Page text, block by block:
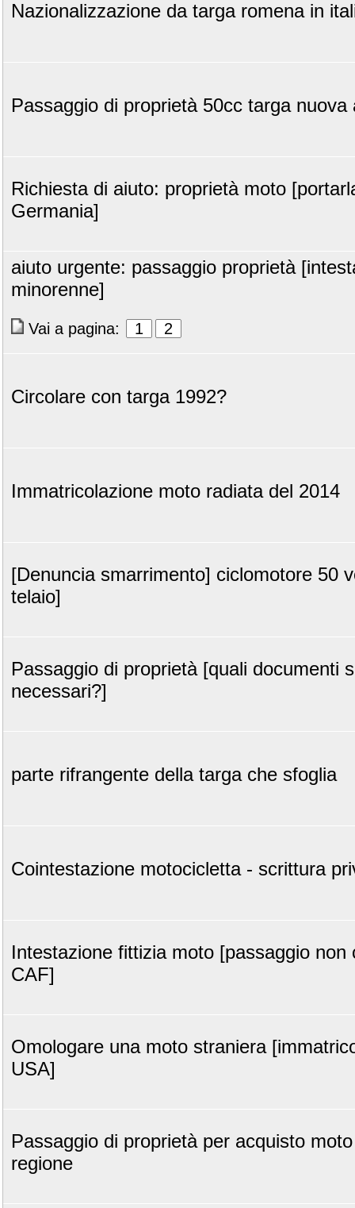
Nazionalizzazione da targa romena in
Passaggio di proprietà 50cc targa nuova
Richiesta di aiuto: proprietà moto
Germania]
aiuto urgente: passaggio proprietà
minorenne]
Vai a pagina: 1 2
Circolare con targa 1992?
Immatricolazione moto radiata del 2014
[Denuncia smarrimento] ciclomotore 50
telaio]
Passaggio di proprietà [quali documenti
necessari?]
parte rifrangente della targa che sfoglia
Cointestazione motocicletta - scrittura
Intestazione fittizia moto [passaggio non
CAF]
Omologare una moto straniera
USA]
Passaggio di proprietà per acquisto
regione